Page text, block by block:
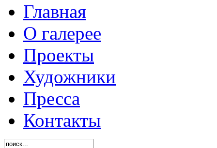
Главная
О галерее
Проекты
Художники
Пресса
Контакты